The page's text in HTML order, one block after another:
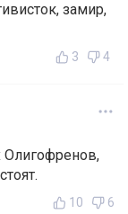
замир,
3 4
Олигофренов,
10 6